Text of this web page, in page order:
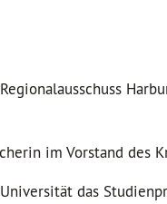
im Vorstand des
das